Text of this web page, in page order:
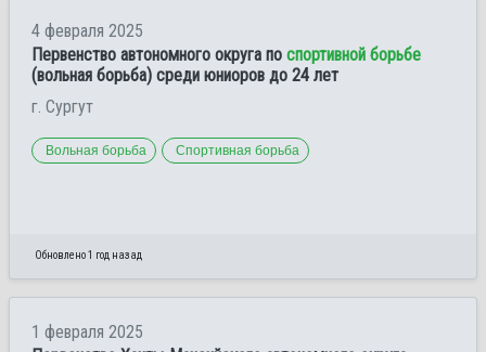
4 февраля 2025
Первенство автономного округа по спортивной борьбе
(вольная борьба) среди юниоров до 24 лет
г. Сургут
Вольная борьба Спортивная борьба
Обновлено 1 год назад
1 февраля 2025